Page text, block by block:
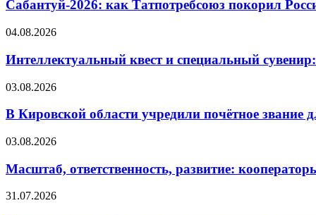
Сабантуй-2026: как Татпотребсоюз покорил
04.08.2026
Интеллектуальный квест и специальный
03.08.2026
В Кировской области учредили почётное звание
03.08.2026
Масштаб, ответственность, развитие:
31.07.2026